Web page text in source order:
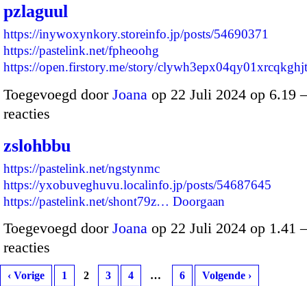
pzlaguul
https://inywoxynkory.storeinfo.jp/posts/54690371
https://pastelink.net/fpheoohg
https://open.firstory.me/story/
Toegevoegd door Joana op 22 Juli 2024 op 6.19
reacties
zslohbbu
https://pastelink.net/ngstynmc
https://yxobuveghuvu.localinfo.jp/posts/54687645
https://pastelink.net/shont79z… Doorgaan
Toegevoegd door Joana op 22 Juli 2024 op 1.41
reacties
‹ Vorige 1 2 3 4 … 6 Volgende ›